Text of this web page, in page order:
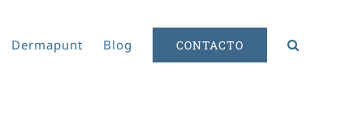
Dermapunt Blog CONTACTO